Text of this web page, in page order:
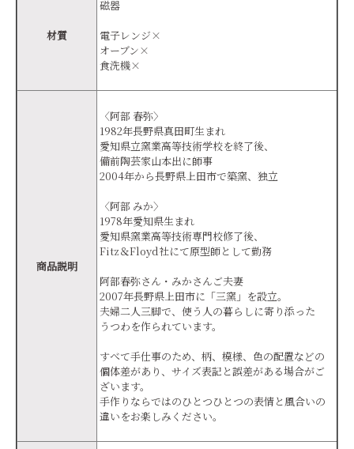
材質
磁器
電子レンジ×
オーブン×
食洗機×
商品説明
〈阿部 春弥〉
1982年長野県真田町生まれ
愛知県立窯業高等技術学校を終了後、
備前陶芸家山本出に師事
2004年から長野県上田市で築窯、独立
〈阿部 みか〉
1978年愛知県生まれ
愛知県窯業高等技術専門校修了後、
Fitz＆Floyd社にて原型師として勤務
阿部春弥さん・みかさんご夫妻
2007年長野県上田市に「三窯」を設立。
夫婦二人三脚で、使う人の暮らしに寄り添った
うつわを作られています。
すべて手仕事のため、柄、模様、色の配置などの
個体差があり、サイズ表記と誤差がある場合がご
ざいます。
手作りならではのひとつひとつの表情と風合いの
違いをお楽しみください。